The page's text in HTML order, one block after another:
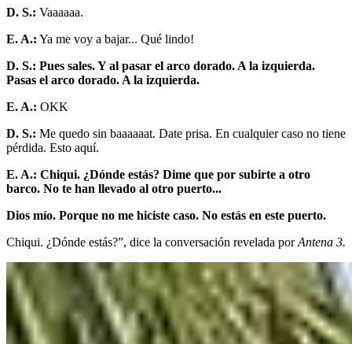
D. S.: Vaaaaaa.
E. A.: Ya me voy a bajar... Qué lindo!
D. S.: Pues sales. Y al pasar el arco dorado. A la izquierda.
Pasas el arco dorado. A la izquierda.
E. A.: OKK
D. S.: Me quedo sin baaaaaat. Date prisa. En cualquier caso no tiene
pérdida. Esto aquí.
E. A.: Chiqui. ¿Dónde estás? Dime que por subirte a otro
barco. No te han llevado al otro puerto...
Dios mío. Porque no me hiciste caso. No estás en este puerto.
Chiqui. ¿Dónde estás?”, dice la conversación revelada porAntena 3.